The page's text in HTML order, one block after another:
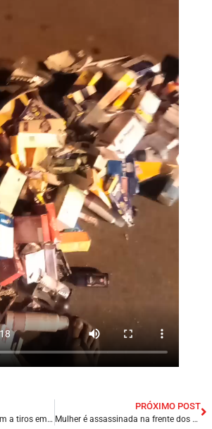
Criminosos matam jovem a tiros em bar na Zona Norte de Teresina/PI.
PRÓXIMO POST
Mulher é assassinada na frente dos filhos na Grande Natal/RN.